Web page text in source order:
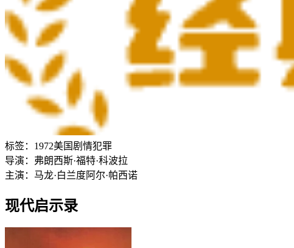
标签： 1972美国剧情犯罪
导演： 弗朗西斯·福特·科波拉
主演： 马龙·白兰度 阿尔·帕西诺
现代启示录